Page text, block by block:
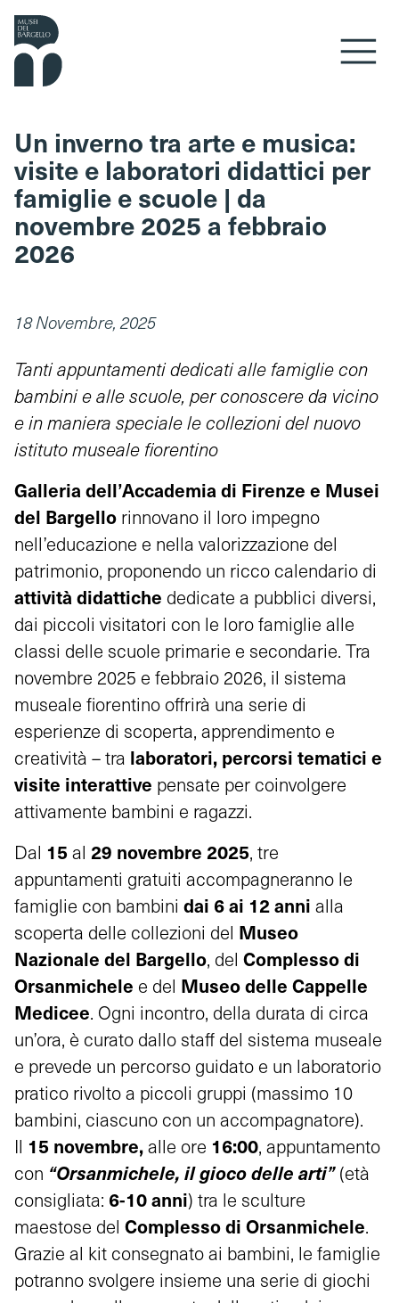
Vai al contenuto
Un inverno tra arte e musica:
visite e laboratori didattici per
famiglie e scuole | da
novembre 2025 a febbraio
2026
18 Novembre, 2025
Tanti appuntamenti dedicati alle famiglie con
bambini e alle scuole, per conoscere da vicino
e in maniera speciale le collezioni del nuovo
istituto museale fiorentino
Galleria dell’Accademia di Firenze e Musei
del Bargello rinnovano il loro impegno
nell’educazione e nella valorizzazione del
patrimonio, proponendo un ricco calendario di
attività didattiche dedicate a pubblici diversi,
dai piccoli visitatori con le loro famiglie alle
classi delle scuole primarie e secondarie. Tra
novembre 2025 e febbraio 2026, il sistema
museale fiorentino offrirà una serie di
esperienze di scoperta, apprendimento e
creatività – tra laboratori, percorsi tematici e
visite interattive pensate per coinvolgere
attivamente bambini e ragazzi.
Dal 15al 29 novembre 2025, tre
appuntamenti gratuiti accompagneranno le
famiglie con bambini dai 6 ai 12 anni alla
scoperta delle collezioni del Museo
Nazionale del Bargello, del Complesso di
Orsanmichele e del Museo delle Cappelle
Medicee. Ogni incontro, della durata di circa
un’ora, è curato dallo staff del sistema museale
e prevede un percorso guidato e un laboratorio
pratico rivolto a piccoli gruppi (massimo 10
bambini, ciascuno con un accompagnatore).
Il 15 novembre,alle ore 16:00, appuntamento
con “Orsanmichele, il gioco delle arti”(età
consigliata: 6-10 anni) tra le sculture
maestose del Complesso di Orsanmichele.
Grazie al kit consegnato ai bambini, le famiglie
potranno svolgere insieme una serie di giochi